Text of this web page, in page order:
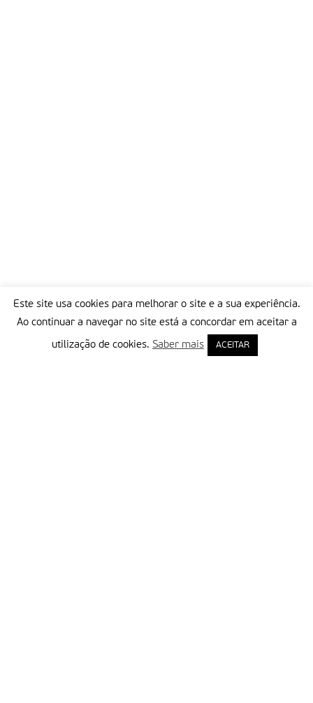
Este site usa cookies para melhorar o site e a sua experiência.
Ao continuar a navegar no site está a concordar em aceitar a
utilização de cookies. Saber mais ACEITAR